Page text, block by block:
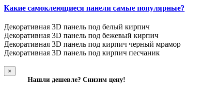
Какие самоклеющиеся панели самые популярные?
Декоративная 3D панель под белый кирпич
Декоративная 3D панель под бежевый кирпич
Декоративная 3D панель под кирпич черный мрамор
Декоративная 3D панель под кирпич песчаник
×
Нашли дешевле? Снизим цену!